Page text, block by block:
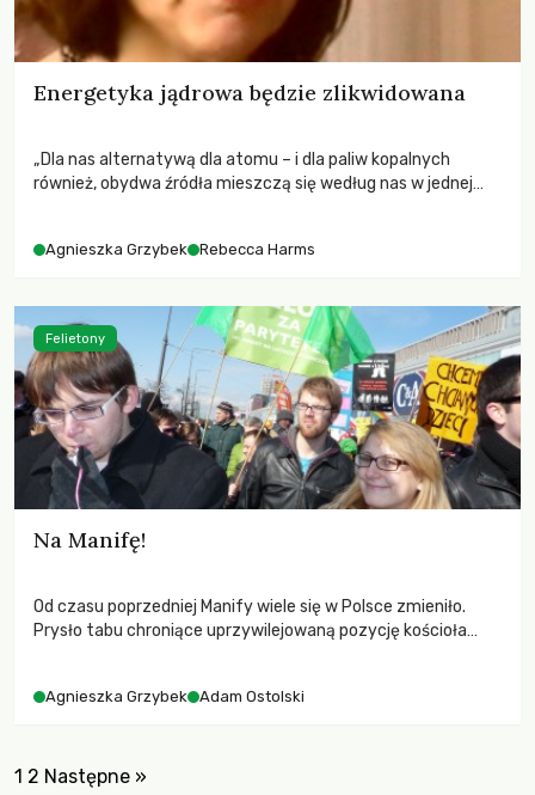
Energetyka jądrowa będzie zlikwidowana
„Dla nas alternatywą dla atomu – i dla paliw kopalnych
również, obydwa źródła mieszczą się według nas w jednej
HARMS, niemiecka polityczka, współprzewodnicząca frakcji
Agnieszka Grzybek Rebecca Harms
Na Manifę!
Od czasu poprzedniej Manify wiele się w Polsce zmieniło.
Prysło tabu chroniące uprzywilejowaną pozycję kościoła
systemu politycznego.
Agnieszka Grzybek Adam Ostolski
Felietony
1 2 Następne »